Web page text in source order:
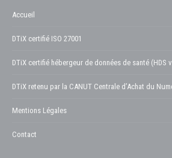
Accueil
DTiX certifié ISO 27001
DTiX certifié hébergeur de données de santé (HDS
DTiX retenu par la CANUT Centrale d’Achat du
Mentions Légales
Contact